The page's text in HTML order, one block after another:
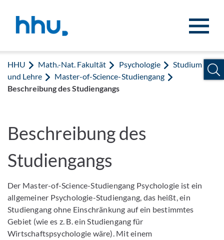
HHU Math.-Nat. Fakultät Psychologie
Studium
und Lehre
Master-of-Science-Studiengang
Beschreibung des Studiengangs
Beschreibung des
Studiengangs
Der Master-of-Science-Studiengang Psychologie ist ein
allgemeiner Psychologie-Studiengang, das heißt, ein
Studiengang ohne Einschränkung auf ein bestimmtes
Gebiet (wie es z. B. ein Studiengang für
Wirtschaftspsychologie wäre). Mit einem